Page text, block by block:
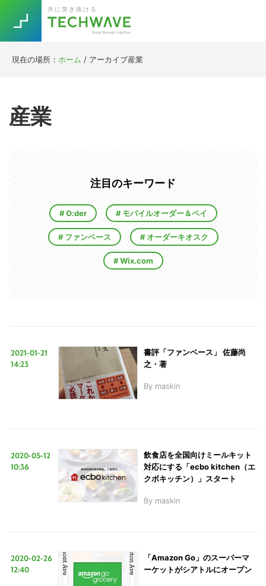
primary
navigation
main
content
primary
sidebar
footer
共に突き抜ける
現在の場所： ホーム / アーカイブ産業
産業
注目のキーワード
O:der モバイルオーダー＆ペイ
ファンベース オーダーキオスク
Wix.com
2021-01-21
14:23
書評「ファンベース」 佐藤尚
之・著
By maskin
2020-05-12
10:36
飲食店を全国向けミールキット
対応にする「ecbo kitchen（エ
クボキッチン）」スタート
By maskin
2020-02-26
12:40
「Amazon Go」のスーパーマ
ーケットがシアトルにオープン
Re:Work
Drone
[Voice Edition]
投資家登録
Daily Weekly Monthly